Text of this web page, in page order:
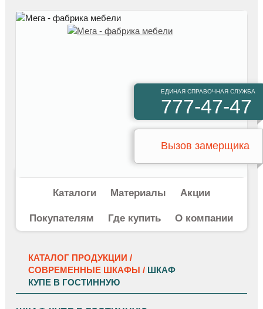
ЕДИНАЯ СПРАВОЧНАЯ СЛУЖБА
777-47-47
Вызов замерщика
Каталоги Материалы Акции
Покупателям Где купить О компании
КАТАЛОГ ПРОДУКЦИИ /
СОВРЕМЕННЫЕ ШКАФЫ / ШКАФ
КУПЕ В ГОСТИННУЮ